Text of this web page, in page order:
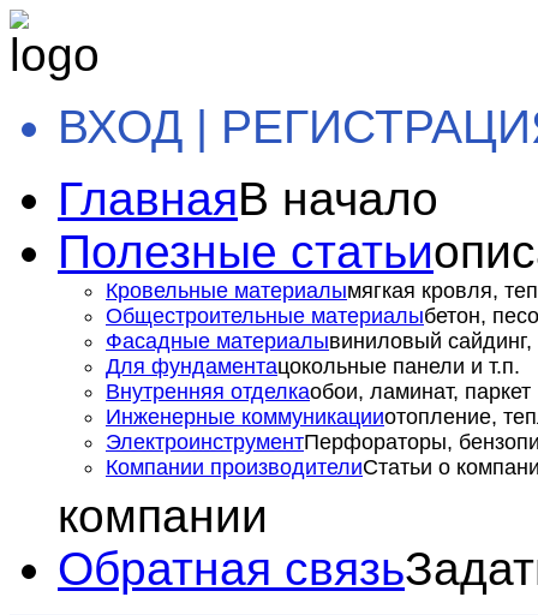
ВХОД |
ГлавнаяВ начало
Полезные статьи
Кровельные материалымягкая кровля,
Общестроительные материалыбетон,
Фасадные материалывиниловый сайдинг,
Для фундаментацокольные панели и т.п.
Внутренняя отделкаобои, ламинат, паркет
Инженерные коммуникацииотопление,
ЭлектроинструментПерфораторы,
Компании производителиСтатьи о
компании
Обратная связь